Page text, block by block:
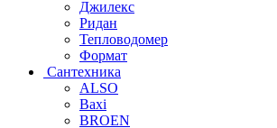
Джилекс
Ридан
Тепловодомер
Формат
Сантехника
ALSO
Baxi
BROEN